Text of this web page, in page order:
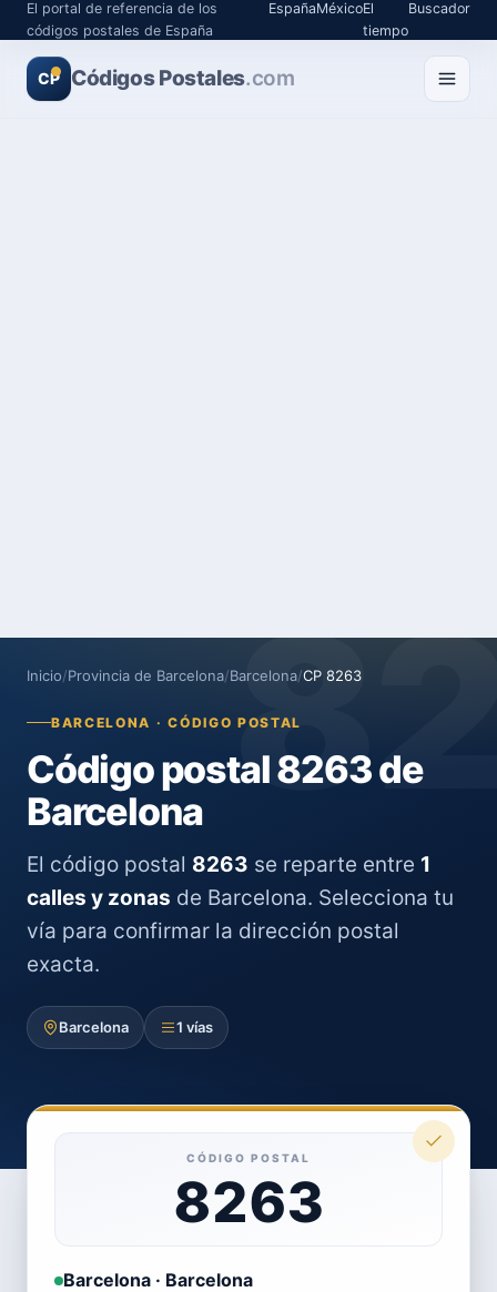
El portal de referencia de los
códigos postales de España
EspañaMéxicoEl
tiempo
Buscador
CP Códigos Postales.com
Inicio/Provincia de Barcelona/Barcelona/CP 8263
BARCELONA · CÓDIGO POSTAL
Código postal 8263 de
Barcelona
El código postal 8263 se reparte entre 1
calles y zonas de Barcelona. Selecciona tu
vía para confirmar la dirección postal
exacta.
Barcelona 1 vías
CÓDIGO POSTAL
8263
Barcelona · Barcelona